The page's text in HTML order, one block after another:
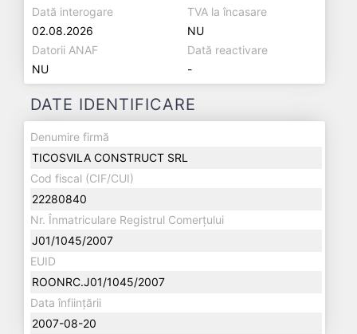
Dată interogare
02.08.2026
TVA la încasare
NU
Datorii ANAF
NU
Dată reactivare
-
DATE IDENTIFICARE
Denumire firmă
TICOSVILA CONSTRUCT SRL
Cod fiscal (CIF/CUI)
22280840
Nr. Înmatriculare Registrul Comerțului
J01/1045/2007
EUID
ROONRC.J01/1045/2007
Data înființării
2007-08-20